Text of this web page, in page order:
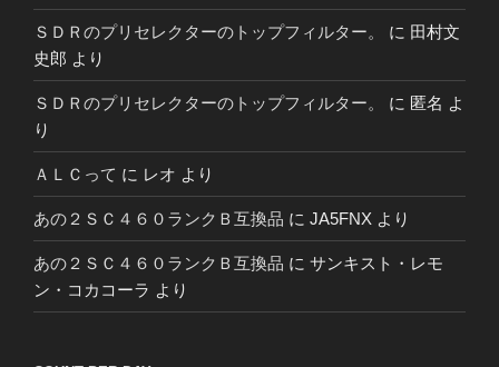
ＳＤＲのプリセレクターのトップフィルター。 に 田村文
史郎 より
ＳＤＲのプリセレクターのトップフィルター。 に 匿名 よ
り
ＡＬＣって に レオ より
あの２ＳＣ４６０ランクＢ互換品 に JA5FNX より
あの２ＳＣ４６０ランクＢ互換品 に サンキスト・レモ
ン・コカコーラ より